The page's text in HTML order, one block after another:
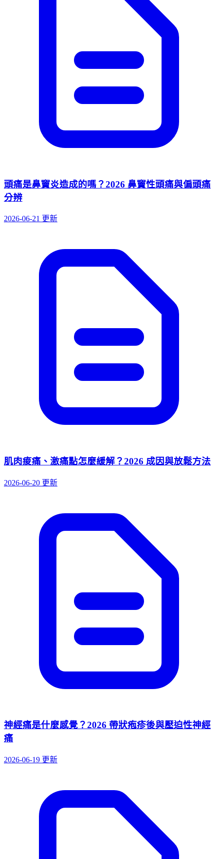
頭痛是鼻竇炎造成的嗎？2026 鼻竇性頭痛與偏頭痛
分辨
2026-06-21 更新
肌肉痠痛、激痛點怎麼緩解？2026 成因與放鬆方法
2026-06-20 更新
神經痛是什麼感覺？2026 帶狀疱疹後與壓迫性神經
痛
2026-06-19 更新